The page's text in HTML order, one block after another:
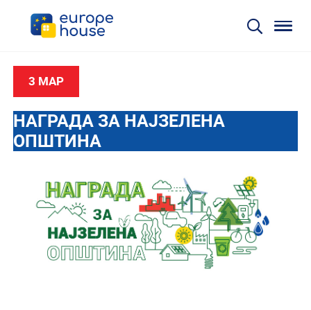
3 МАР
НАГРАДА ЗА НАЈЗЕЛЕНА
ОПШТИНА